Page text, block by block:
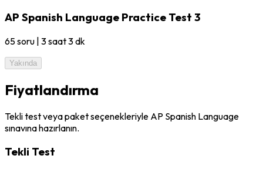
AP Spanish Language Practice Test 3
65soru | 3 saat 3 dk
Yakında
Fiyatlandırma
Tekli test veya paket seçenekleriyle AP Spanish Language
sınavına hazırlanın.
Tekli Test